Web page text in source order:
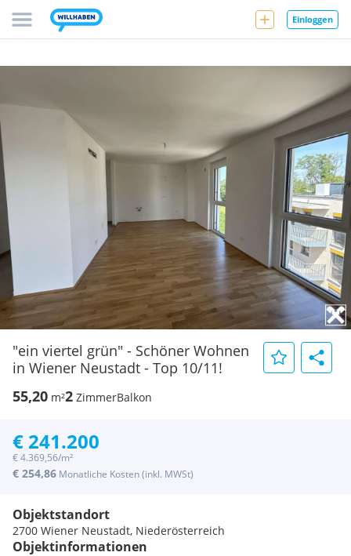
Einloggen
"ein viertel grün" - Schöner Wohnen
in Wiener Neustadt - Top 10/11!
55,20 m²2 ZimmerBalkon
€ 241.200
€ 4.369,56/m²
€ 254,86 Monatliche Kosten (inkl. MWSt)
Objektstandort
2700 Wiener Neustadt, Niederösterreich
Objektinformationen